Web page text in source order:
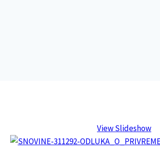
View Slideshow